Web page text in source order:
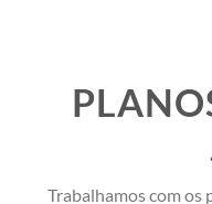
Trabalhamos com os